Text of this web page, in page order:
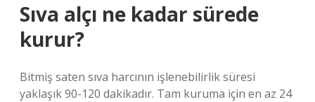
Sıva alçı ne kadar sürede
kurur?
Bitmiş saten sıva harcının işlenebilirlik süresi
yaklaşık 90-120 dakikadır. Tam kuruma için en az 24